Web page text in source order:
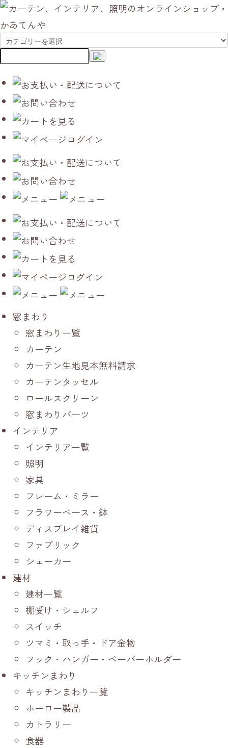
窓まわり
窓まわり一覧
カーテン
カーテン生地見本無料請求
カーテンタッセル
ロールスクリーン
窓まわりパーツ
インテリア
インテリア一覧
照明
家具
フレーム・ミラー
フラワーベース・鉢
ディスプレイ雑貨
ファブリック
シェーカー
建材
建材一覧
棚受け・シェルフ
スイッチ
ツマミ・取っ手・ドア金物
フック・ハンガー・ペーパーホルダー
キッチンまわり
キッチンまわり一覧
ホーロー製品
カトラリー
食器